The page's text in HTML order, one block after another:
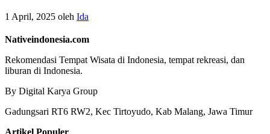
1 April, 2025 oleh Ida
Nativeindonesia.com
Rekomendasi Tempat Wisata di Indonesia, tempat rekreasi, dan
liburan di Indonesia.
By Digital Karya Group
Gadungsari RT6 RW2, Kec Tirtoyudo, Kab Malang, Jawa Timur
Artikel Populer